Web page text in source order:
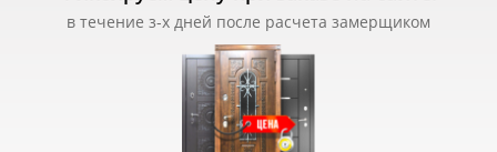
в течение з-х дней после расчета замерщиком